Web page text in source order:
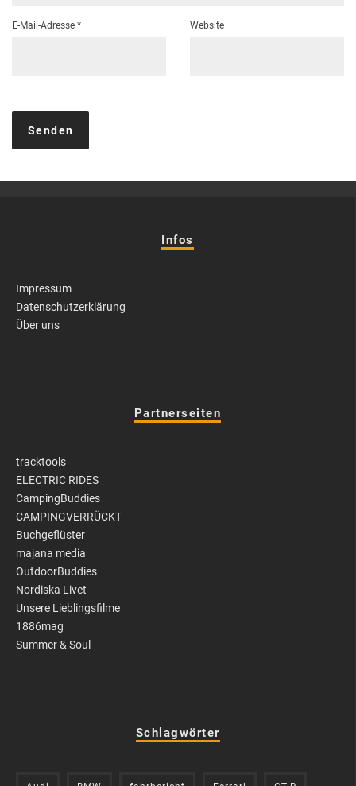
E-Mail-Adresse * Website
Infos
Impressum
Datenschutzerklärung
Über uns
Partnerseiten
tracktools
ELECTRIC RIDES
CampingBuddies
CAMPINGVERRÜCKT
Buchgeflüster
majana media
OutdoorBuddies
Nordiska Livet
Unsere Lieblingsfilme
1886mag
Summer & Soul
Schlagwörter